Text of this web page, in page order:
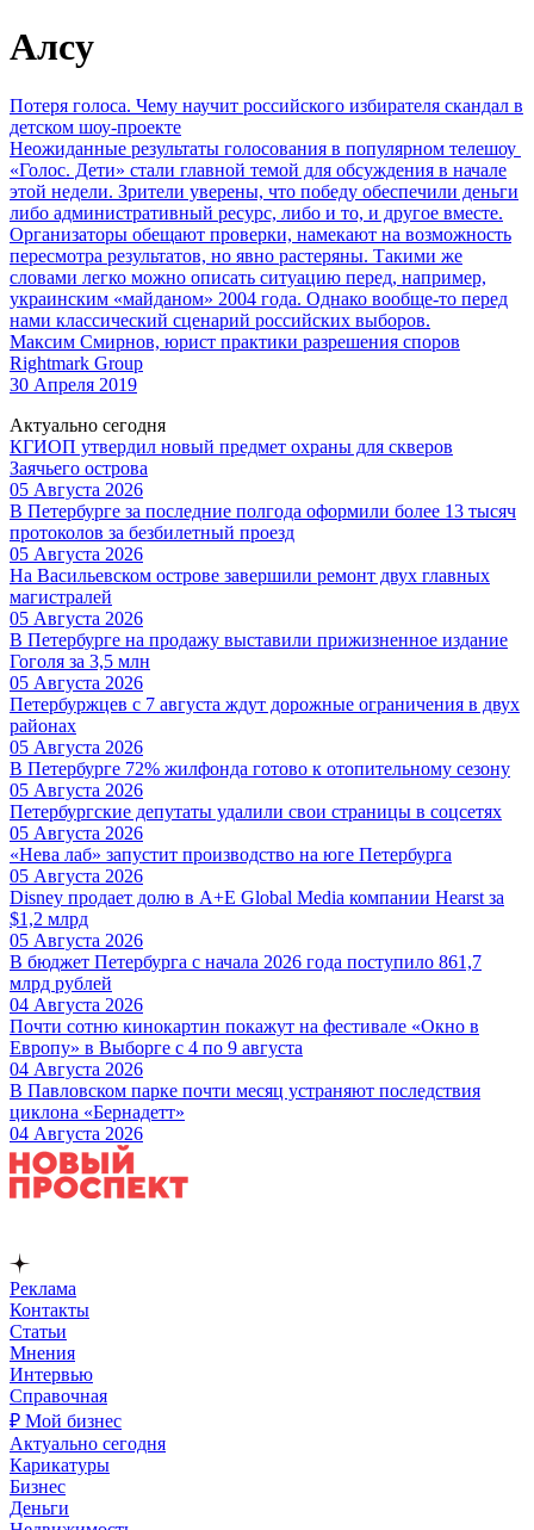
Алсу
Потеря голоса. Чему научит российского избирателя скандал в
детском шоу-проекте
Неожиданные результаты голосования в популярном телешоу
«Голос. Дети» стали главной темой для обсуждения в начале
этой недели. Зрители уверены, что победу обеспечили деньги
либо административный ресурс, либо и то, и другое вместе.
Организаторы обещают проверки, намекают на возможность
пересмотра результатов, но явно растеряны. Такими же
словами легко можно описать ситуацию перед, например,
украинским «майданом» 2004 года. Однако вообще-то перед
нами классический сценарий российских выборов.
Максим Смирнов, юрист практики разрешения споров
Rightmark Group
30 Апреля 2019
Актуально сегодня
КГИОП утвердил новый предмет охраны для скверов
Заячьего острова
05 Августа 2026
В Петербурге за последние полгода оформили более 13 тысяч
протоколов за безбилетный проезд
05 Августа 2026
На Васильевском острове завершили ремонт двух главных
магистралей
05 Августа 2026
В Петербурге на продажу выставили прижизненное издание
Гоголя за 3,5 млн
05 Августа 2026
Петербуржцев с 7 августа ждут дорожные ограничения в двух
районах
05 Августа 2026
В Петербурге 72% жилфонда готово к отопительному сезону
05 Августа 2026
Петербургские депутаты удалили свои страницы в соцсетях
05 Августа 2026
«Нева лаб» запустит производство на юге Петербурга
05 Августа 2026
Disney продает долю в A+E Global Media компании Hearst за
$1,2 млрд
05 Августа 2026
В бюджет Петербурга с начала 2026 года поступило 861,7
млрд рублей
04 Августа 2026
Почти сотню кинокартин покажут на фестивале «Окно в
Европу» в Выборге с 4 по 9 августа
04 Августа 2026
В Павловском парке почти месяц устраняют последствия
циклона «Бернадетт»
04 Августа 2026
Реклама
Контакты
Статьи
Мнения
Интервью
Справочная
₽ Мой бизнес
Актуально сегодня
Карикатуры
Бизнес
Деньги